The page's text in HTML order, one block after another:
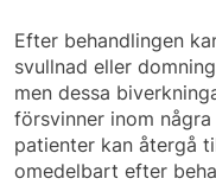
Efter behandlingen
svullnad eller
men dessa
försvinner inom
patienter kan återgå
omedelbart efter